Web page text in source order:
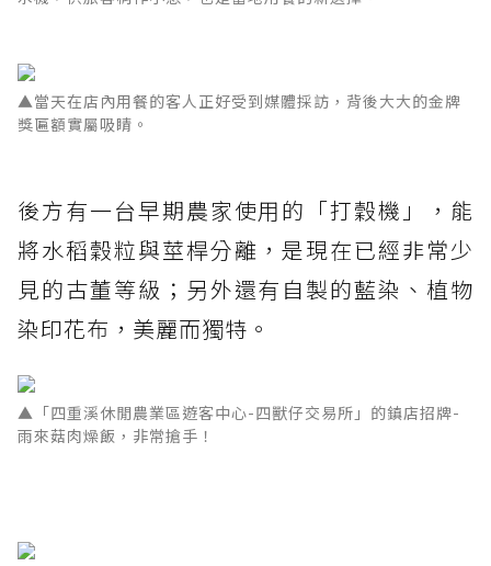
▲當天在店內用餐的客人正好受到媒體採訪，背後大大的金牌
獎匾額實屬吸睛。
後方有一台早期農家使用的「打穀機」，能
將水稻穀粒與莖桿分離，是現在已經非常少
見的古董等級；另外還有自製的藍染、植物
染印花布，美麗而獨特。
▲「四重溪休閒農業區遊客中心-四獸仔交易所」的鎮店招牌-
雨來菇肉燥飯，非常搶手！